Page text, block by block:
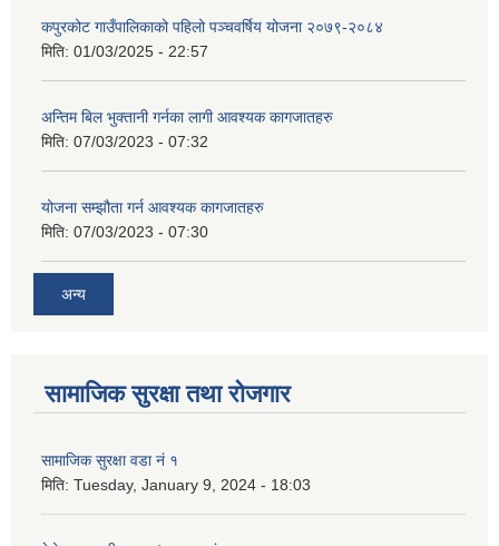
कपुरकोट गाउँपालिकाको पहिलो पञ्चवर्षिय योजना २०७९-२०८४
मिति: 01/03/2025 - 22:57
अन्तिम बिल भुक्तानी गर्नका लागी आवश्यक कागजातहरु
मिति: 07/03/2023 - 07:32
योजना सम्झौता गर्न आवश्यक कागजातहरु
मिति: 07/03/2023 - 07:30
अन्य
सामाजिक सुरक्षा तथा रोजगार
सामाजिक सुरक्षा वडा नं १
मिति: Tuesday, January 9, 2024 - 18:03